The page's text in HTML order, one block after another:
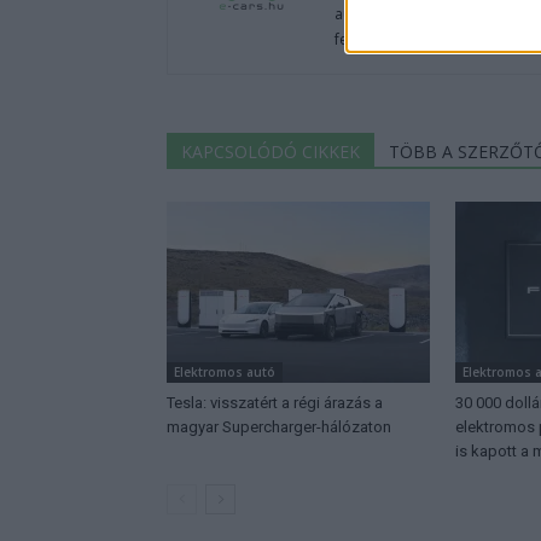
autók világából, vagy
fenntarthatóság területén?
KAPCSOLÓDÓ CIKKEK TÖBB A
Elektromos autó
Tesla: visszatért a régi árazás a
magyar Supercharger-hálózaton
Elektromos
30 000
elektromos
is kapott a